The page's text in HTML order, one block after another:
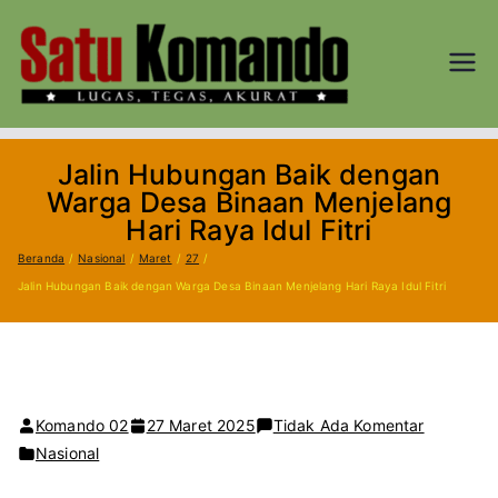
konten
KOM
AND
M
Lugas, Tegas,
Jalin Hubungan Baik dengan
Warga Desa Binaan Menjelang
Hari Raya Idul Fitri
Beranda Nasional Maret 27
Jalin Hubungan Baik dengan Warga Desa Binaan Menjelang Hari Raya Idul Fitri
Komando 02 27 Maret 2025 Tidak Ada Komentarpada
Nasional